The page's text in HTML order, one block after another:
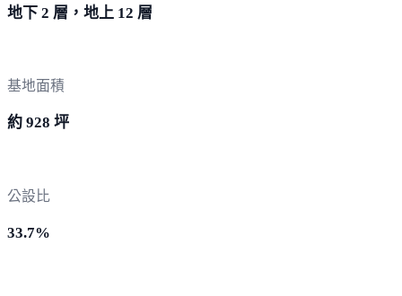
地下 2 層，地上 12 層
基地面積
約 928 坪
公設比
33.7%